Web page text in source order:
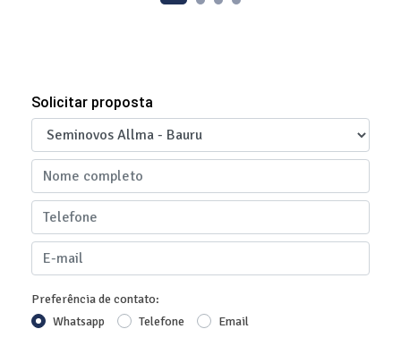
Solicitar proposta
Preferência de contato:
Whatsapp
Telefone Email